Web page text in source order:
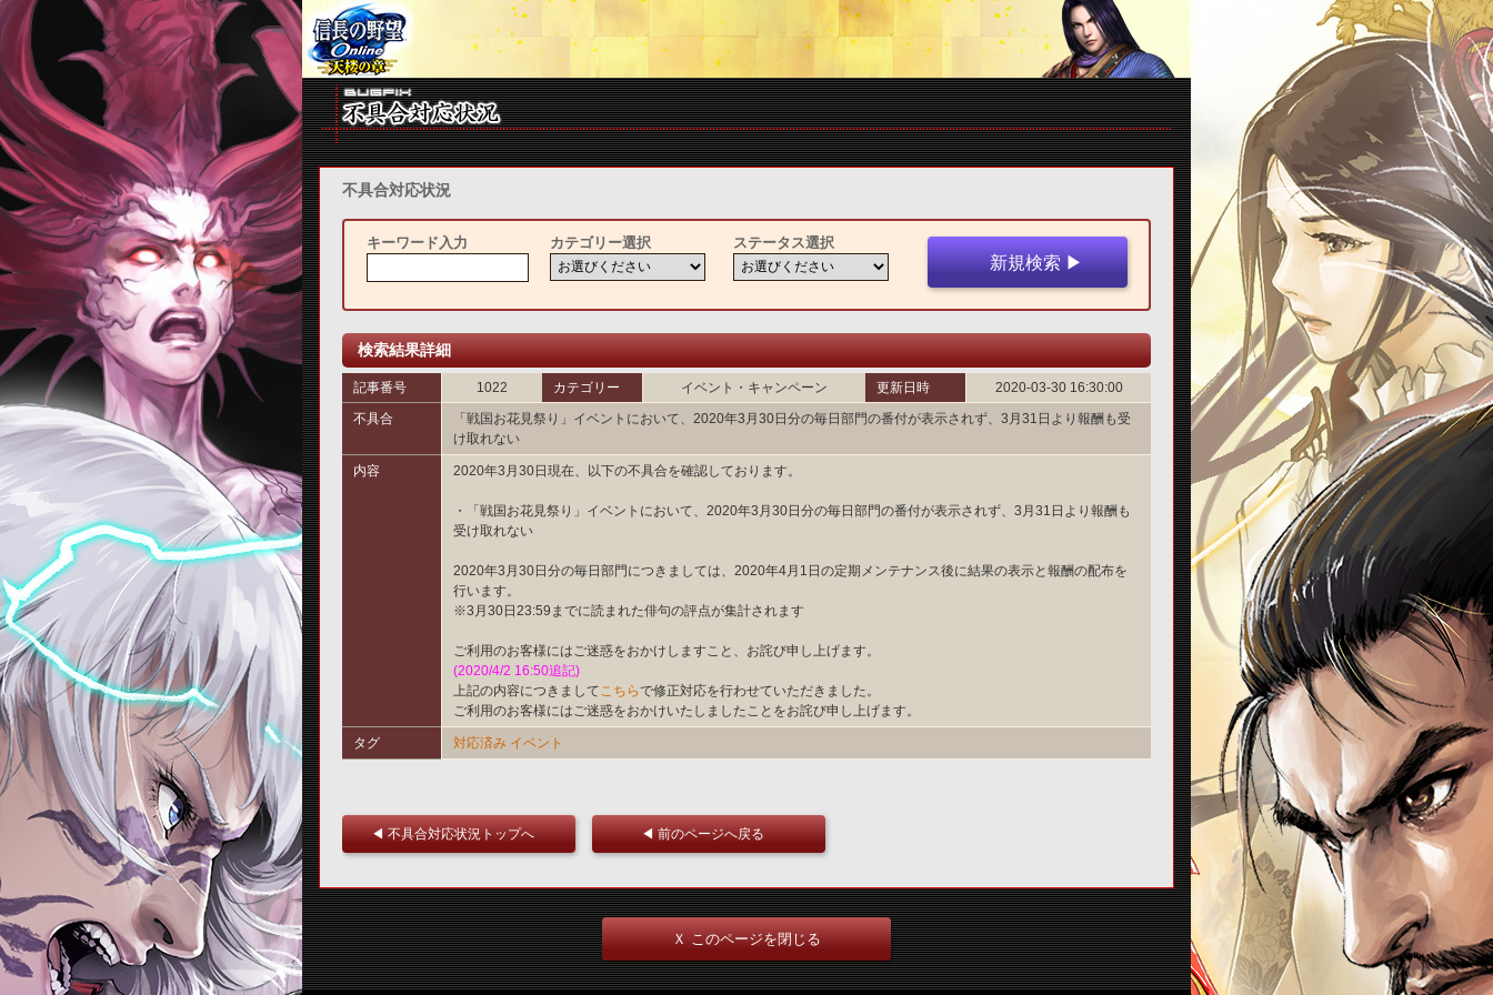
不具合対応状況
キーワード入力 カテゴリー選択 ステータス選択
検索結果詳細
記事番号 1022 カテゴリー イベント・キャンペーン 更新日時
2020-03-30 16:30:00
不具合
「戦国お花見祭り」イベントにおいて、2020年3月30日分の毎日部門の番付が表示されず、3月31日より報酬も受
け取れない
内容 2020年3月30日現在、以下の不具合を確認しております。
・「戦国お花見祭り」イベントにおいて、2020年3月30日分の毎日部門の番付が表示されず、3月31日より報酬も
受け取れない
2020年3月30日分の毎日部門につきましては、2020年4月1日の定期メンテナンス後に結果の表示と報酬の配布を
行います。
※3月30日23:59までに読まれた俳句の評点が集計されます
ご利用のお客様にはご迷惑をおかけしますこと、お詫び申し上げます。
(2020/4/2 16:50追記)
上記の内容につきまして こちらで修正対応を行わせていただきました。
ご利用のお客様にはご迷惑をおかけいたしましたことをお詫び申し上げます。
タグ 対応済み イベント
◀ 不具合対応状況トップへ ◀ 前のページへ戻る
Ｘ このページを閉じる